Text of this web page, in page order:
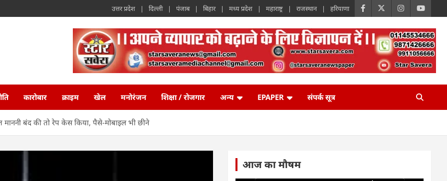
उत्तर प्रदेश दिल्ली पंजाब बिहार मध्य प्रदेश महाराष्ट्र राजस्थान हरियाणा
कारोबार क्राइम खेल मनोरंजन शिक्षा / रोजगार अन्य EPAPER संपर्क सूत्र
माननी बंद की तो रेप केस किया, पैसे-मोबाइल भी छीने
आज का मौषम